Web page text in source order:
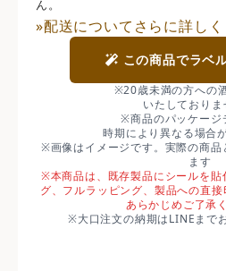
ん。
»配送についてさらに詳しく
この商品でラベ
※20歳未満の方への
いたしておりま
※商品のパッケージ
時期により異なる場合
※画像はイメージです。実際の商品
ます
※本商品は、既存製品にシールを貼
グ、フルラッピング、製品への直接
あらかじめご了承
※大口注文の納期はLINEまで